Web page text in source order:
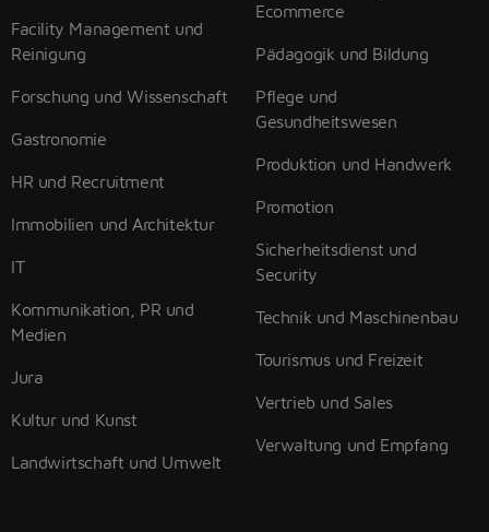
Facility Management und
Reinigung
Forschung und Wissenschaft
Gastronomie
HR und Recruitment
Immobilien und Architektur
IT
Kommunikation, PR und
Medien
Jura
Kultur und Kunst
Landwirtschaft und Umwelt
Ecommerce
Pädagogik und Bildung
Pflege und
Gesundheitswesen
Produktion und Handwerk
Promotion
Sicherheitsdienst und
Security
Technik und Maschinenbau
Tourismus und Freizeit
Vertrieb und Sales
Verwaltung und Empfang